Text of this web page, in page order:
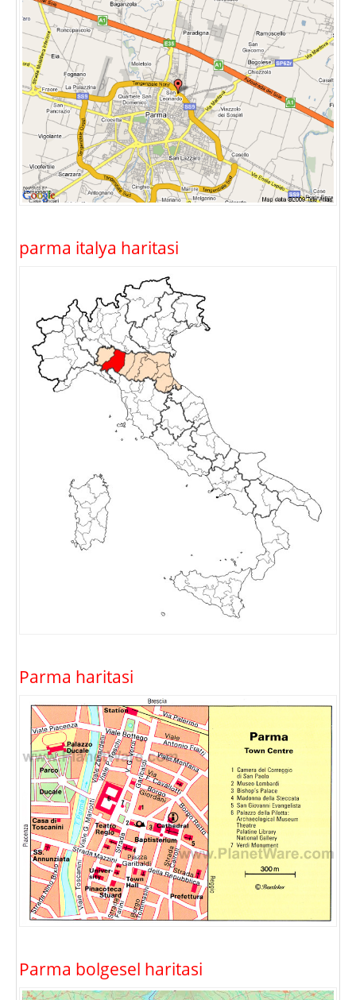
parma italya haritasi
Parma haritasi
Parma bolgesel haritasi